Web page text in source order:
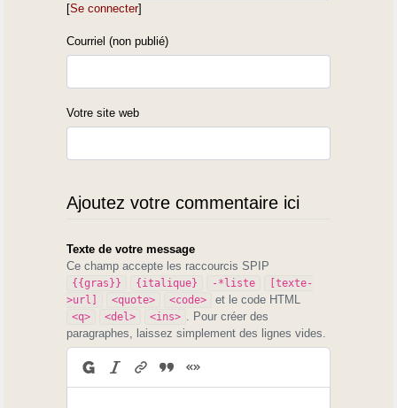
[Se connecter]
Courriel (non publié)
Votre site web
Ajoutez votre commentaire ici
Texte de votre message
Ce champ accepte les raccourcis SPIP
{{gras}} {italique} -*liste
[texte-
>url]
<quote> <code> et le code HTML
<q> <del> <ins>
. Pour créer des
paragraphes, laissez simplement des lignes vides.